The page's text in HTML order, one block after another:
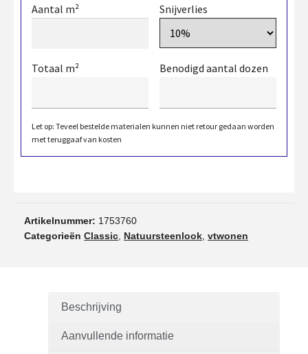
Aantal m² Snijverlies
Totaal m² Benodigd aantal dozen
Let op: Teveel bestelde materialen kunnen niet retour gedaan worden
met teruggaaf van kosten
Artikelnummer: 1753760
Categorieën Classic Natuursteenlook vtwonen
Beschrijving
Aanvullende informatie